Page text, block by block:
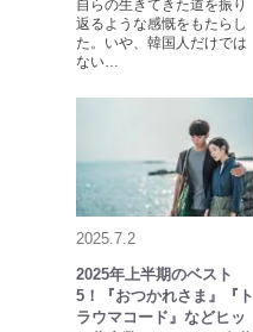
自らの生きてきた道を振り
返るような感慨をもたらし
た。いや、韓国人だけでは
ない…
2025.7.2
2025年上半期のベスト
5！『おつかれさま』『ト
ラウマコード』などヒッ